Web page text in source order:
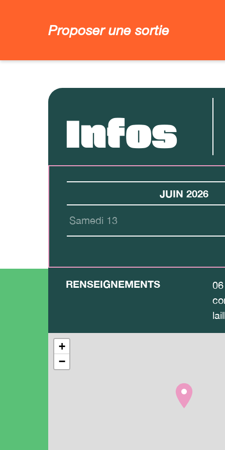
Proposer une sortie
Infos
JUIN 2026
Samedi 13
RENSEIGNEMENTS
+
−